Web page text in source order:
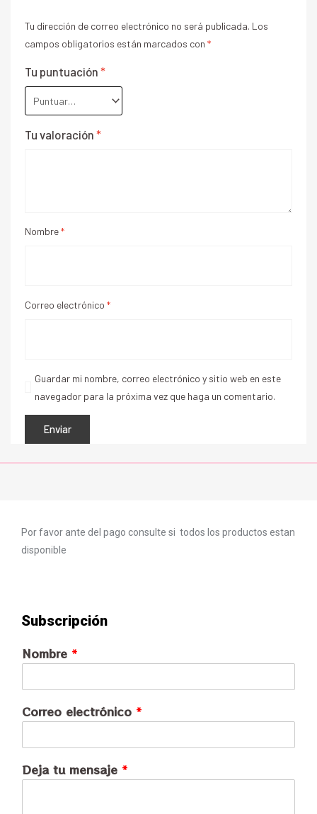
Tu dirección de correo electrónico no será publicada. Los
campos obligatorios están marcados con *
Tu puntuación *
Tu valoración *
Nombre*
Correo electrónico *
Guardar mi nombre, correo electrónico y sitio web en este
navegador para la próxima vez que haga un comentario.
Por favor ante del pago consulte si todos los productos estan
disponible
Subscripción
Nombre *
Correo electrónico *
Deja tu mensaje *